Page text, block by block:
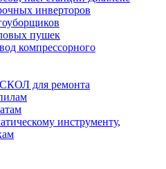
инверторов
пушек
компрессорного
для ремонта
инструменту,